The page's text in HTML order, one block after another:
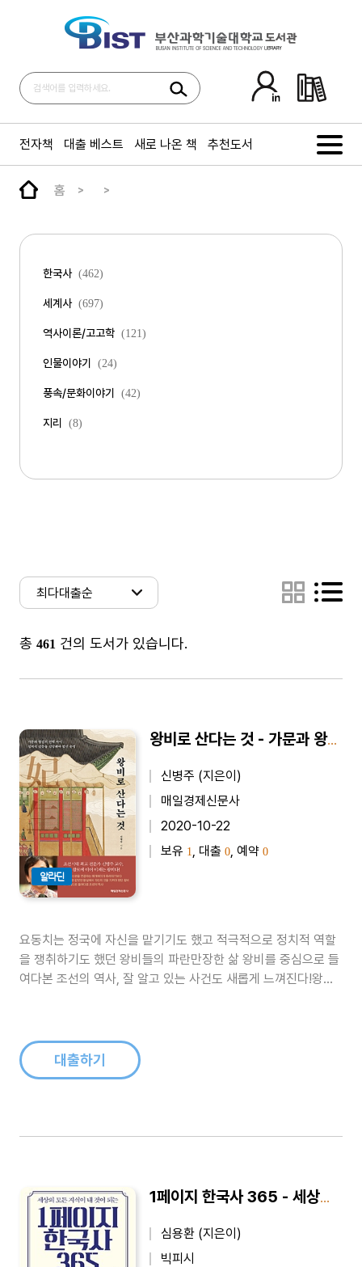
전자책 대출 베스트 새로 나온 책 추천도서
홈
한국사 (462)
세계사 (697)
역사이론/고고학 (121)
인물이야기 (24)
풍속/문화이야기 (42)
지리 (8)
총 461 건의 도서가 있습니다.
알라딘
왕비로 산다는 것 - 가문과 왕실의 권력 사이 정치적 갈등을 감당해야 했던 운명
신병주 (지은이)
매일경제신문사
2020-10-22
보유 1 , 대출 0 , 예약 0
요동치는 정국에 자신을 맡기기도 했고 적극적으로 정치적 역할
을 쟁취하기도 했던 왕비들의 파란만장한 삶 왕비를 중심으로 들
여다본 조선의 역사, 잘 알고 있는 사건도 새롭게 느껴진다!왕비
후에 불과했다. 그러나 ..
대출하기
1페이지 한국사 365 - 세상의 모든 지식이 내 것이 되는
심용환 (지은이)
빅피시